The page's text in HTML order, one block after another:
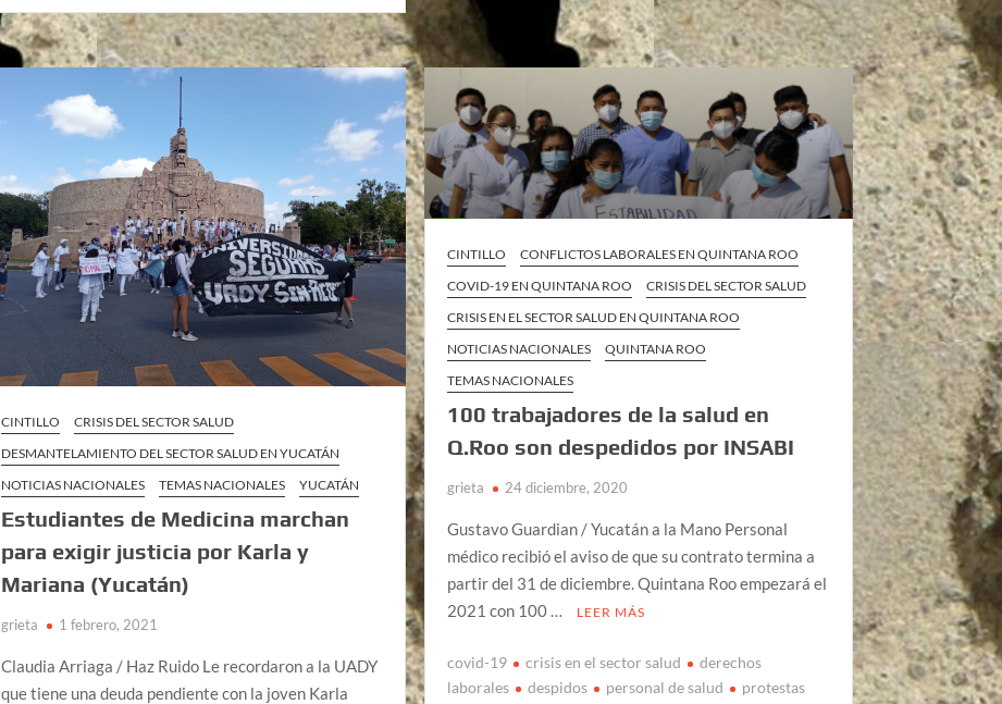
CINTILLO
CRISIS DEL SECTOR SALUD
DESMANTELAMIENTO DEL SECTOR SALUD EN YUCATÁN
NOTICIAS NACIONALES
TEMAS NACIONALES YUCATÁN
Estudiantes de Medicina marchan
para exigir justicia por Karla y
Mariana (Yucatán)
grieta 1 febrero, 2021
Claudia Arriaga / Haz Ruido Le recordaron a la UADY
que tiene una deuda pendiente con la joven Karla
CINTILLO
CONFLICTOS LABORALES EN QUINTANA ROO
COVID-19 EN QUINTANA ROO
CRISIS DEL SECTOR SALUD
CRISIS EN EL SECTOR SALUD EN QUINTANA ROO
NOTICIAS NACIONALES
QUINTANA ROO
TEMAS NACIONALES
100 trabajadores de la salud en
Q.Roo son despedidos por INSABI
grieta 24 diciembre, 2020
Gustavo Guardian / Yucatán a la Mano Personal
médico recibió el aviso de que su contrato termina a
partir del 31 de diciembre. Quintana Roo empezará el
2021 con 100 …
LEER MÁS
covid-19 crisis en el sector salud
derechos
laborales
despidos personal de salud
protestas